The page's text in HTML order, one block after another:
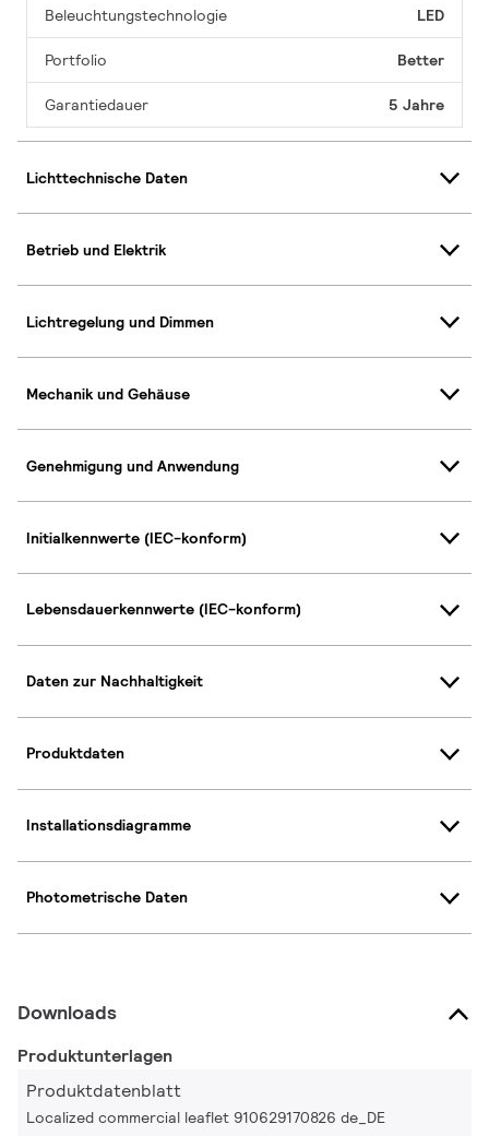
Beleuchtungstechnologie LED
Portfolio Better
Garantiedauer 5 Jahre
Lichttechnische Daten
Betrieb und Elektrik
Lichtregelung und Dimmen
Mechanik und Gehäuse
Genehmigung und Anwendung
Initialkennwerte (IEC-konform)
Lebensdauerkennwerte (IEC-konform)
Daten zur Nachhaltigkeit
Produktdaten
Installationsdiagramme
Photometrische Daten
Downloads
Produktunterlagen
Produktdatenblatt
Localized commercial leaflet 910629170826 de_DE